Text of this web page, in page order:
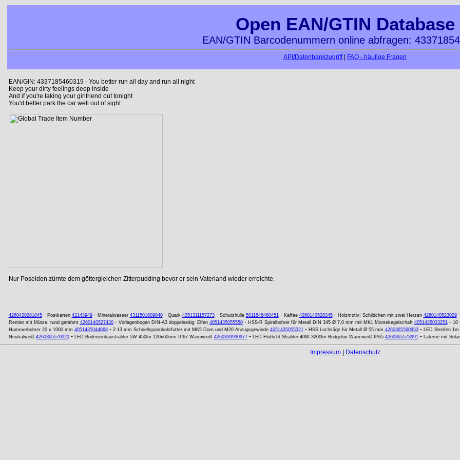
Open EAN/GTIN Database
EAN/GTIN Barcodenummern online abfragen:
API/Datenbankzugriff| FAQ - häufige Fragen
EAN/GIN: 4337185460319 - You better run all day and run all night
Keep your dirty feelings deep inside
And if you're taking your girlfriend out tonight
You'd better park the car well out of sight
Nur Poseidon zürnte dem göttergleichen Zitterpudding bevor er sein Vaterland wieder erreichte.
4260420281045- Postkarten 42143949- Mineralwasser 4311501609040- Quark 4251311157273- Schutzhülle 5011546460451- Kaffee 4260140528345- Holzmotiv: Schildchen mit zwei Herzen 4260140523029-
Rentier mit Mütze, rund gerahmt 4260140527430- Vorlagenbogen DIN-A3 doppelseitig: Elfen 4051435055550- HSS-R Spiralbohrer für Metall DIN 345 Ø 7,0 mm mit MK1 Morsekegelschaft 4051435033251- 10
Hammerbohrer 20 x 1000 mm 4051435044868- 2-13 mm Schnellspannbohrfutter mit MK5 Dorn und M20 Anzugsgewinde 4051435055321- HSS Lochsäge für Metall Ø 55 mm 4260365560953- LED Streifen
Neutralweiß 4260365570020- LED Bodeneinbaustrahler 5W 450lm 120x60mm IP67 Warmweiß 4260339990977- LED Flutlicht Strahler 40W 3200lm Bridgelux Warmweiß IP65 4260365573991- Laterne mit
Impressum| Datenschutz